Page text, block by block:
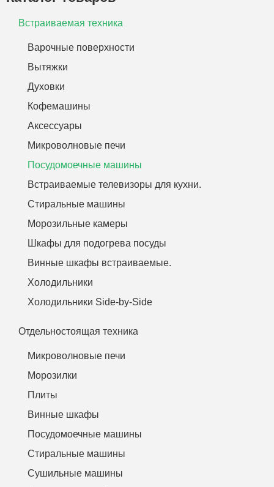
Встраиваемая техника
Варочные поверхности
Вытяжки
Духовки
Кофемашины
Аксессуары
Микроволновые печи
Посудомоечные машины
Встраиваемые телевизоры для кухни.
Стиральные машины
Морозильные камеры
Шкафы для подогрева посуды
Винные шкафы встраиваемые.
Холодильники
Холодильники Side-by-Side
Отдельностоящая техника
Микроволновые печи
Морозилки
Плиты
Винные шкафы
Посудомоечные машины
Стиральные машины
Сушильные машины